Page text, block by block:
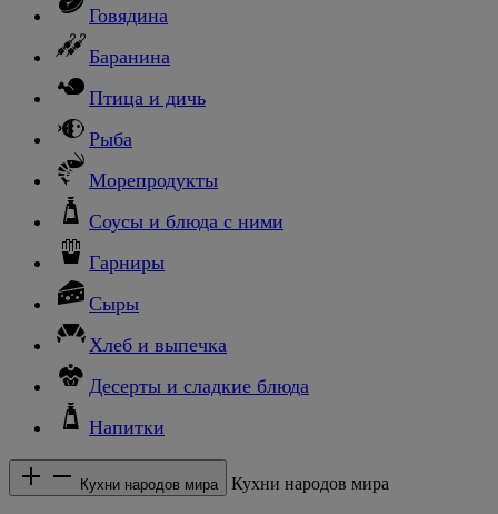
Говядина
Баранина
Птица и дичь
Рыба
Морепродукты
Соусы и блюда с ними
Гарниры
Сыры
Хлеб и выпечка
Десерты и сладкие блюда
Напитки
Кухни народов мира Кухни народов мира